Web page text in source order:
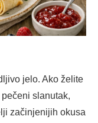
jelo. Ako želite
slanutak,
začinjenijih okusa